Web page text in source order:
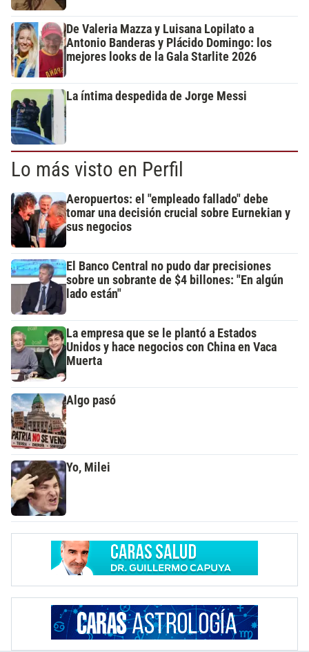
De Valeria Mazza y Luisana Lopilato a
Antonio Banderas y Plácido Domingo: los
mejores looks de la Gala Starlite 2026
La íntima despedida de Jorge Messi
Lo más visto en Perfil
Aeropuertos: el "empleado fallado" debe
tomar una decisión crucial sobre Eurnekian y
sus negocios
El Banco Central no pudo dar precisiones
sobre un sobrante de $4 billones: "En algún
lado están"
La empresa que se le plantó a Estados
Unidos y hace negocios con China en Vaca
Muerta
Algo pasó
Yo, Milei